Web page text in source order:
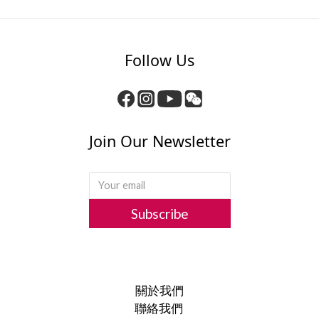
Follow Us
Join Our Newsletter
Subscribe
關於我們
聯絡我們